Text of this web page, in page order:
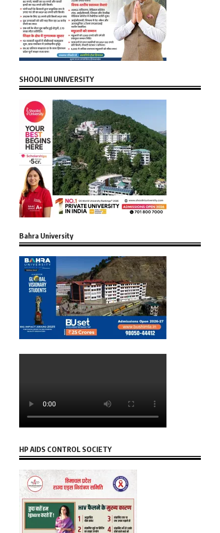
SHOOLINI UNIVERSITY
Bahra University
HP AIDS CONTROL SOCIETY